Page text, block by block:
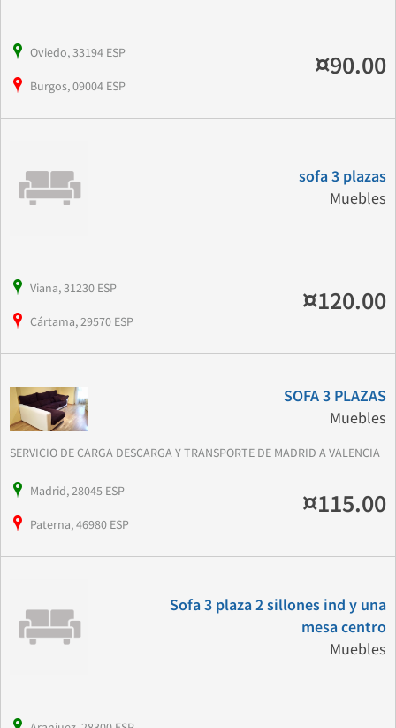
Oviedo, 33194 ESP
Burgos, 09004 ESP
¤90.00
sofa 3 plazas
Muebles
Viana, 31230 ESP
Cártama, 29570 ESP
¤120.00
SOFA 3 PLAZAS
Muebles
SERVICIO DE CARGA DESCARGA Y TRANSPORTE DE MADRID A VALENCIA
Madrid, 28045 ESP
Paterna, 46980 ESP
¤115.00
Sofa 3 plaza 2 sillones ind y una
mesa centro
Muebles